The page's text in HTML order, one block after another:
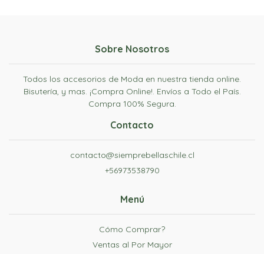
Sobre Nosotros
Todos los accesorios de Moda en nuestra tienda online.
Bisutería, y mas. ¡Compra Online!. Envíos a Todo el País.
Compra 100% Segura.
Contacto
contacto@siemprebellaschile.cl
+56973538790
Menú
Cómo Comprar?
Ventas al Por Mayor